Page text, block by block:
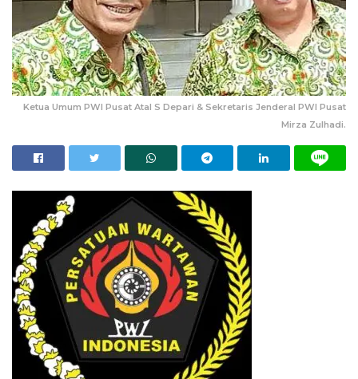
Ketua Umum PWI Pusat Atal S Depari & Sekretaris Jenderal PWI Pusat
Mirza Zulhadi.